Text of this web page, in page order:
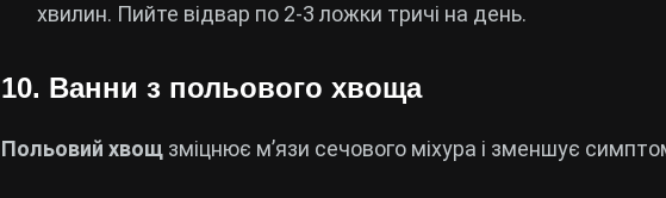
хвилин. Пийте відвар по 2-3 ложки тричі на день.
10. Ванни з польового хвоща
Польовий хвощ зміцнює м’язи сечового міхура і зменшує